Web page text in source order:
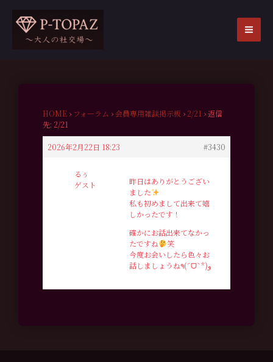
HOME › フォーラム › 会員専用雑談掲示板 › 2/21 ›返信
先: 2/21
2026年2月22日 18:23 #3430
るぅ
ゲスト
昨日はありがとうござい
ました
私も初めまして出来て嬉
しかったです！
確かにお話出来てなかっ
たですね
笑
今度お会いしたら色々お
話しましょうね٩(ˊᗜˋ*)و